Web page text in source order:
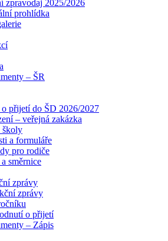
zpravodaj 2025/2026
prohlídka
– ŠR
přijetí do ŠD 2026/2027
– veřejná zakázka
školy
a formuláře
pro rodiče
směrnice
zprávy
zprávy
o přijetí
– Zápis